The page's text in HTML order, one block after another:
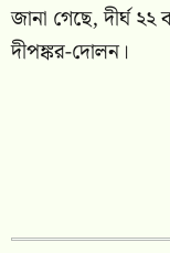
জানা গেছে, দীর্ঘ
দীপঙ্কর-দোলন।